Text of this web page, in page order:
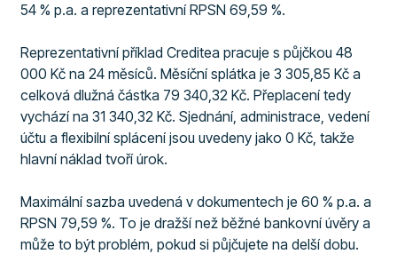
54 % p.a. a reprezentativní RPSN 69,59 %.
Reprezentativní příklad Creditea pracuje s půjčkou 48
000 Kč na 24 měsíců. Měsíční splátka je 3 305,85 Kč a
celková dlužná částka 79 340,32 Kč. Přeplacení tedy
vychází na 31 340,32 Kč. Sjednání, administrace, vedení
účtu a flexibilní splácení jsou uvedeny jako 0 Kč, takže
hlavní náklad tvoří úrok.
Maximální sazba uvedená v dokumentech je 60 % p.a. a
RPSN 79,59 %. To je dražší než běžné bankovní úvěry a
může to být problém, pokud si půjčujete na delší dobu.